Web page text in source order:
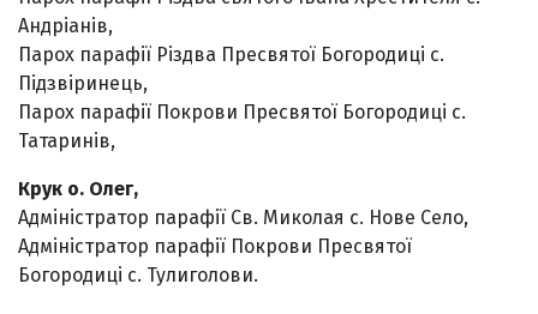
Андріанів,
Парох парафії Різдва Пресвятої Богородиці с.
Підзвіринець,
Парох парафії Покрови Пресвятої Богородиці с.
Татаринів,
Крук о. Олег,
Адміністратор парафії Св. Миколая с. Нове Село,
Адміністратор парафії Покрови Пресвятої
Богородиці с. Тулиголови.